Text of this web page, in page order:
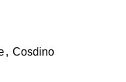
, Cosdino